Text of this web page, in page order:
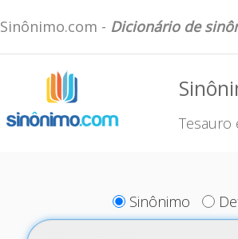
Sinônimo.com - Dicionário de
Tesauro
Sinônimo